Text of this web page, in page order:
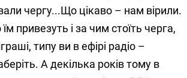
чергу...Що цікаво – нам вірили.
привезуть і за чим стоїть черга,
типу ви в ефірі радіо –
А декілька років тому в